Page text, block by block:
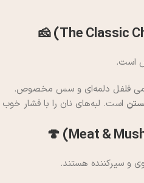
است.
کمی فلفل دلمه‌ای و سس مخصوص.
است. لبه‌های نان را با فشار خوب
و سیرکننده هستند.